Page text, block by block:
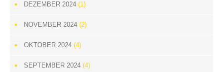
DEZEMBER 2024 (1)
NOVEMBER 2024 (2)
OKTOBER 2024 (4)
SEPTEMBER 2024 (4)